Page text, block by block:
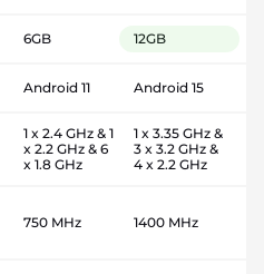
6GB 12GB
Android 11 Android 15
1 x 2.4 GHz & 1
x 2.2 GHz & 6
x 1.8 GHz
1 x 3.35 GHz &
3 x 3.2 GHz &
4 x 2.2 GHz
750 MHz 1400 MHz